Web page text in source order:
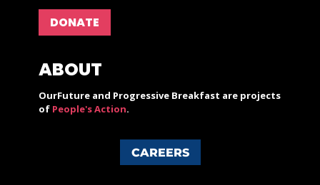
DONATE
ABOUT
OurFuture and Progressive Breakfast are projects
of People's Action.
CAREERS